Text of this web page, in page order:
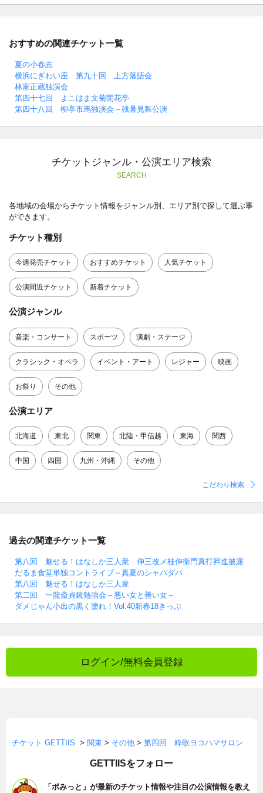
おすすめの関連チケット一覧
夏の小春志
横浜にぎわい座 第九十回 上方落語会
林家正蔵独演会
第四十七回 よこはま文菊開花亭
第四十八回 柳亭市馬独演会～残暑見舞公演
チケットジャンル・公演エリア検索
SEARCH
各地域の会場からチケット情報をジャンル別、エリア別で探して選ぶ事
ができます。
チケット種別
今週発売チケット おすすめチケット 人気チケット
公演間近チケット 新着チケット
公演ジャンル
音楽・コンサート スポーツ 演劇・ステージ
クラシック・オペラ イベント・アート レジャー 映画
お祭り その他
公演エリア
北海道 東北 関東 北陸・甲信越 東海 関西
中国 四国 九州・沖縄 その他
こだわり検索
過去の関連チケット一覧
第八回 魅せる！はなしか三人衆 伸三改メ桂伸衛門真打昇進披露
だるま食堂単独コントライブ～真夏のシャバダバ
第八回 魅せる！はなしか三人衆
第二回 一龍斎貞鏡勉強会～悪い女と善い女～
ダメじゃん小出の黒く塗れ！Vol.40新春18きっぷ
ログイン/無料会員登録
チケット GETTIIS > 関東 > その他 > 第四回 粋歌ヨコハマサロン
GETTIISをフォロー
「ポみっと」が最新のチケット情報や注目の公演情報を教え